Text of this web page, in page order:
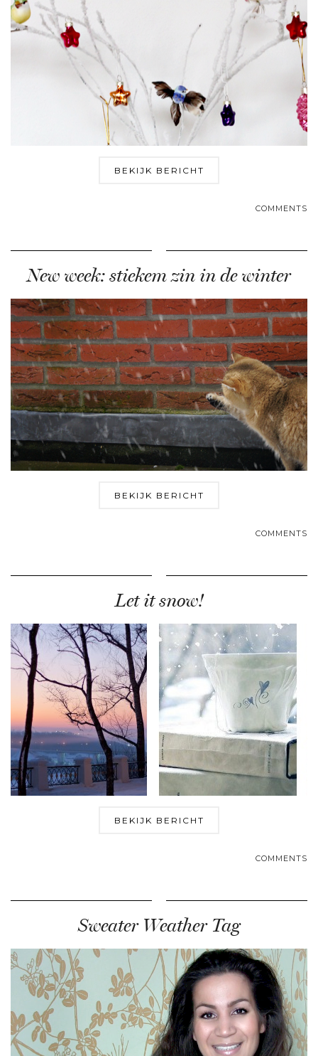
BEKIJK BERICHT
COMMENTS
New week: stiekem zin in de winter
BEKIJK BERICHT
COMMENTS
Let it snow!
BEKIJK BERICHT
COMMENTS
Sweater Weather Tag